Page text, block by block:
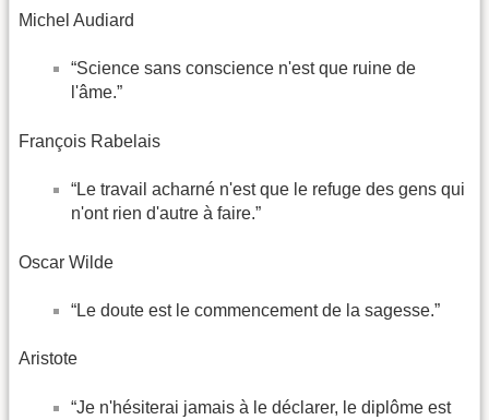
Michel Audiard
“Science sans conscience n'est que ruine de
l'âme.”
François Rabelais
“Le travail acharné n'est que le refuge des gens qui
n'ont rien d'autre à faire.”
Oscar Wilde
“Le doute est le commencement de la sagesse.”
Aristote
“Je n'hésiterai jamais à le déclarer, le diplôme est